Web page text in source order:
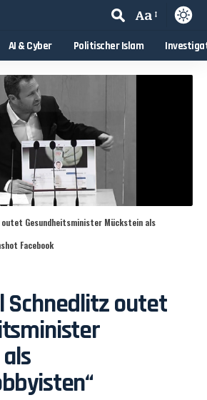
Aa
AI & Cyber Politischer Islam
outet Gesundheitsminister Mückstein als
Facebook
Schnedlitz outet